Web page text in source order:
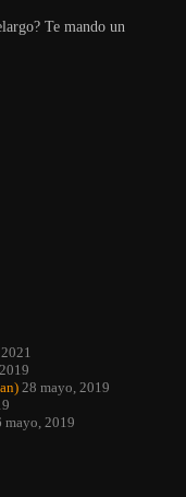
Te mando un
28 mayo, 2019
mayo, 2019